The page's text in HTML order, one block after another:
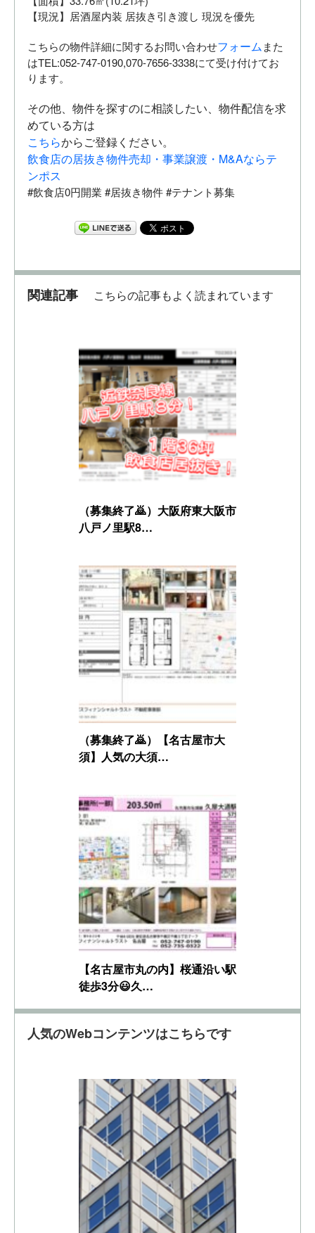
【現況】居酒屋内装 居抜き引き渡し 現況を優先
こちらの物件詳細に関するお問い合わせフォームまた
はTEL:052-747-0190,070-7656-3338にて受け付けてお
ります。
その他、物件を探すのに相談したい、物件配信を求
めている方は
こちらからご登録ください。
飲食店の居抜き物件売却・事業譲渡・M&Aならテ
ンポス
#飲食店0円開業 #居抜き物件 #テナント募集
関連記事 こちらの記事もよく読まれています
（募集終了🙇）大阪府東大阪市
八戸ノ里駅8…
（募集終了🙇）【名古屋市大
須】人気の大須…
【名古屋市丸の内】桜通沿い駅
徒歩3分😃久…
人気のWebコンテンツはこちらです